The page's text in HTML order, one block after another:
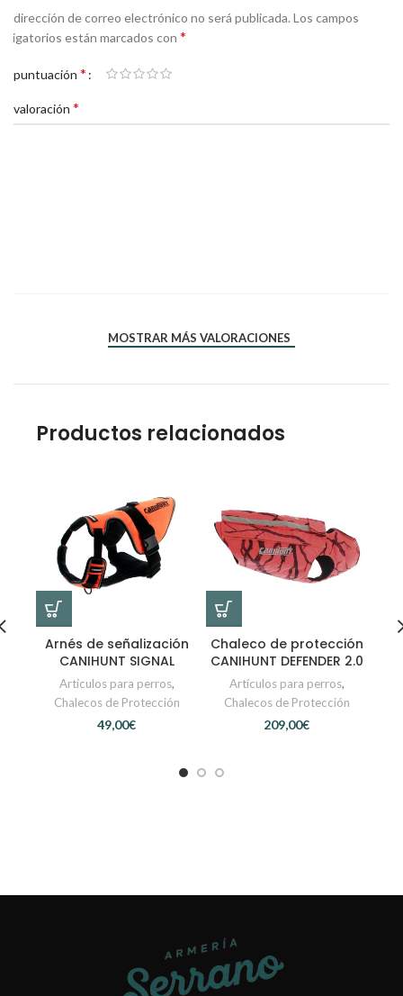
dirección de correo electrónico no será publicada.Los campos
están marcados con *
puntuación *
valoración *
MOSTRAR MÁS VALORACIONES
Productos relacionados
Arnés de señalización
CANIHUNT SIGNAL
Artículos para perros,
Chalecos de Protección
€
Chaleco de protección
CANIHUNT DEFENDER 2.0
Artículos para perros,
Chalecos de Protección
€